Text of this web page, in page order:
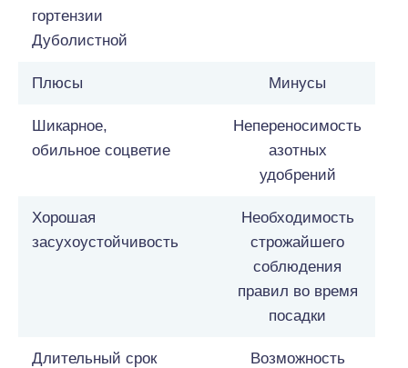
гортензии
Дуболистной
Плюсы Минусы
Шикарное,
обильное соцветие
Непереносимость
азотных
удобрений
Хорошая
засухоустойчивость
Необходимость
строжайшего
соблюдения
правил во время
посадки
Длительный срок
Возможность